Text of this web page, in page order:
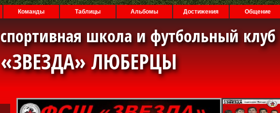
Команды Таблицы Альбомы Достижения Общение
спортивная школа и футбольный клуб
«ЗВЕЗДА» ЛЮБЕРЦЫ